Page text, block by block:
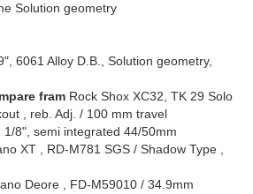
Solution geometry
6061 Alloy D.B., Solution geometry,
fram Rock Shox XC32, TK 29 Solo
, reb. Adj. / 100 mm travel
8", semi integrated 44/50mm
XT , RD-M781 SGS / Shadow Type ,
Deore , FD-M59010 / 34.9mm